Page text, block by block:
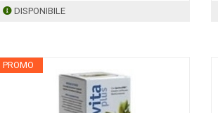
DISPONIBILE
PROMO